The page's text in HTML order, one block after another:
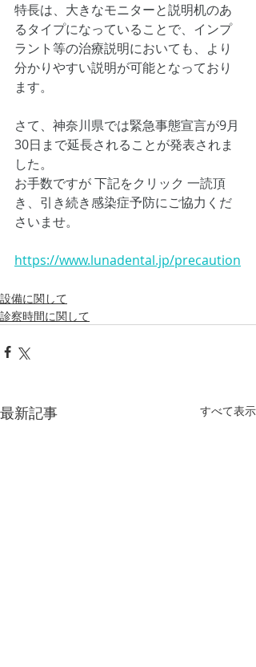
特長は、大きなモニターと説明机のあ
るタイプになっていることで、インプ
ラント等の治療説明においても、より
分かりやすい説明が可能となっており
ます。
さて、神奈川県では緊急事態宣言が9月
30日まで延長されることが発表されま
した。
お手数ですが 下記をクリック 一読頂
き、引き続き感染症予防にご協力くだ
さいませ。
https://www.lunadental.jp/precaution
設備に関して
診察時間に関して
最新記事 すべて表示